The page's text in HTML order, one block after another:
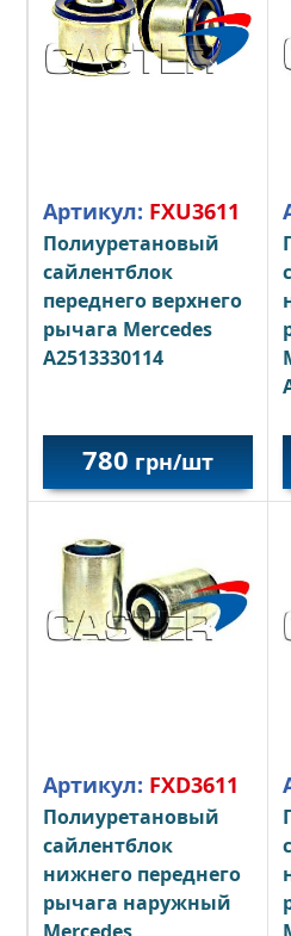
Артикул: FXU3611
Полиуретановый
сайлентблок
переднего верхнего
рычага Mercedes
A2513330114
780 грн/шт
Артикул: FXD3611
Полиуретановый
сайлентблок
нижнего переднего
рычага наружный